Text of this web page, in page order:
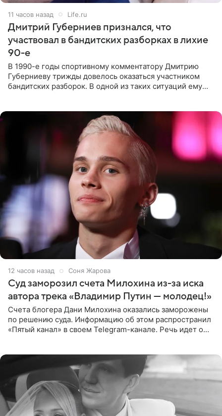
11 часов назад Life.ru
Дмитрий Губерниев признался, что
участвовал в бандитских разборках в лихие
90-е
В 1990-е годы спортивному комментатору Дмитрию
Губерниеву трижды довелось оказаться участником
бандитских разборок. В одной из таких ситуаций ему
12 часов назад Соня Жарова
Суд заморозил счета Милохина из-за иска
автора трека «Владимир Путин — молодец!»
Счета блогера Дани Милохина оказались заморожены
по решению суда. Информацию об этом распространил
«Пятый канал» в своем Telegram-канале. Речь идет о